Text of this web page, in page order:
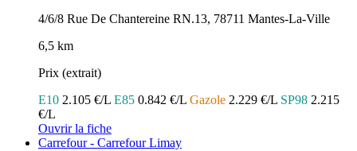
4/6/8 Rue De Chantereine RN.13, 78711 Mantes-La-Ville
6,5 km
Prix (extrait)
E10 2.105 €/L E85 0.842 €/L Gazole 2.229 €/L SP98 2.215
€/L
Ouvrir la fiche
Carrefour - Carrefour Limay